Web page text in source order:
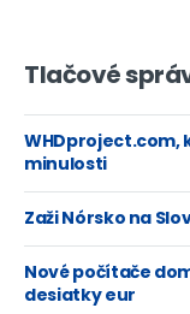
Tlačové
WHDproject.com,
minulosti
Zaži Nórsko na
Nové počítače
desiatky eur